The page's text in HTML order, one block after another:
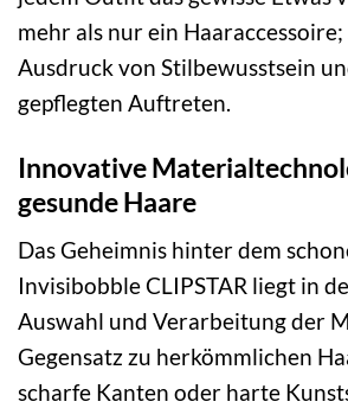
mehr als nur ein Haaraccessoire;
Ausdruck von Stilbewusstsein
gepflegten Auftreten.
Innovative
gesunde Haare
Das Geheimnis hinter dem
Invisibobble CLIPSTAR liegt in
Auswahl und Verarbeitung der
Gegensatz zu herkömmlichen
scharfe Kanten oder harte